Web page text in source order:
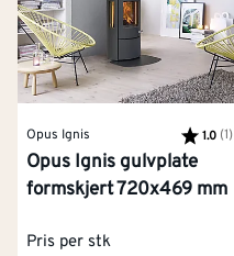
Opus Ignis Karakter:
1.0 (1)
Opus Ignis gulvplate
formskjert 720x469 mm
Pris per stk